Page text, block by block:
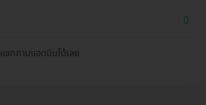
ชทถามแอดมินได้เลย